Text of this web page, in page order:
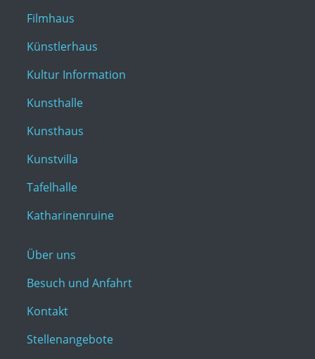
Filmhaus
Künstlerhaus
Kultur Information
Kunsthalle
Kunsthaus
Kunstvilla
Tafelhalle
Katharinenruine
Über uns
Besuch und Anfahrt
Kontakt
Stellenangebote